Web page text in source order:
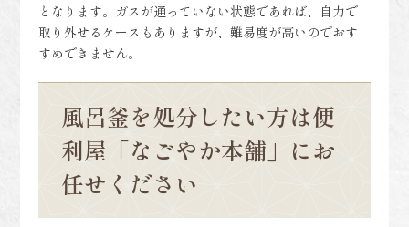
となります。ガスが通っていない状態であれば、自力で
取り外せるケースもありますが、難易度が高いのでおす
すめできません。
風呂釜を処分したい方は便
利屋「なごやか本舗」にお
任せください